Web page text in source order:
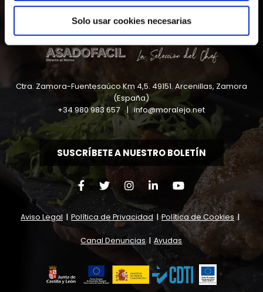
Solo usar cookies necesarias
Ctra. Zamora-Fuentesaúco Km 4,5. 49151. Arcenillas, Zamora
(España)
+34 980 983 657 |info@moralejo.net
SUSCRÍBETE A NUESTRO BOLETÍN
Aviso Legal | Política de Privacidad | Política de Cookies |
Canal Denuncias | Ayudas